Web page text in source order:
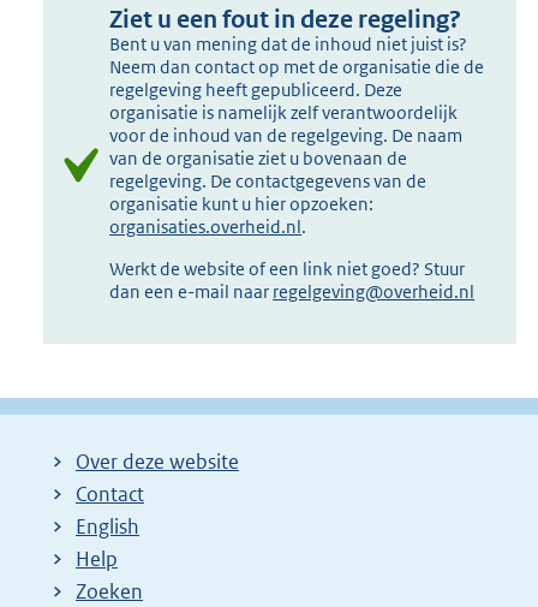
Ziet u een fout in deze regeling?
Bent u van mening dat de inhoud niet juist is?
Neem dan contact op met de organisatie die de
regelgeving heeft gepubliceerd. Deze
organisatie is namelijk zelf verantwoordelijk
voor de inhoud van de regelgeving. De naam
van de organisatie ziet u bovenaan de
regelgeving. De contactgegevens van de
organisatie kunt u hier opzoeken:
organisaties.overheid.nl.
Werkt de website of een link niet goed? Stuur
dan een e-mail naar regelgeving@overheid.nl
Over deze website
Contact
English
Help
Zoeken